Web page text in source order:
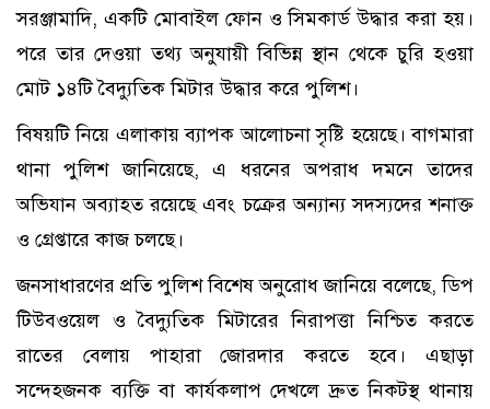
সরঞ্জামাদি, একটি মোবাইল ফোন ও সিমকার্ড উদ্ধার করা হয়।
পরে তার দেওয়া তথ্য অনুযায়ী বিভিন্ন স্থান থেকে চুরি হওয়া
মোট ১৪টি বৈদ্যুতিক মিটার উদ্ধার করে পুলিশ।
বিষয়টি নিয়ে এলাকায় ব্যাপক আলোচনা সৃষ্টি হয়েছে। বাগমারা
থানা পুলিশ জানিয়েছে, এ ধরনের অপরাধ দমনে তাদের
অভিযান অব্যাহত রয়েছে এবং চক্রের অন্যান্য সদস্যদের শনাক্ত
ও গ্রেপ্তারে কাজ চলছে।
জনসাধারণের প্রতি পুলিশ বিশেষ অনুরোধ জানিয়ে বলেছে, ডিপ
টিউবওয়েল ও বৈদ্যুতিক মিটারের নিরাপত্তা নিশ্চিত করতে
রাতের বেলায় পাহারা জোরদার করতে হবে। এছাড়া
সন্দেহজনক ব্যক্তি বা কার্যকলাপ দেখলে দ্রুত নিকটস্থ থানায়